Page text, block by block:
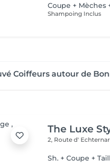
Coupe + Mèches
Shampoing Inclus
Coiffeurs autour de
The Luxe
2, Route d'
Sh. + Coupe +